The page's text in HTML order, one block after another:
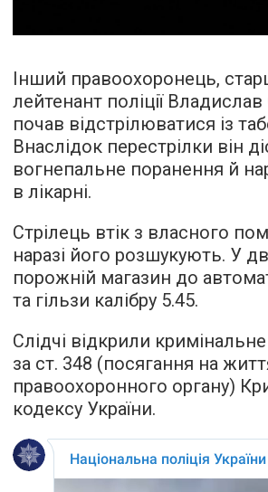
Інший правоохоронець,
лейтенант поліції
почав відстрілюватися із
Внаслідок перестрілки він
вогнепальне поранення й
в лікарні.
Стрілець втік з власного
наразі його розшукують. У
порожній магазин до
та гільзи калібру 5.45.
Слідчі відкрили
за ст. 348 (посягання на
правоохоронного органу)
кодексу України.